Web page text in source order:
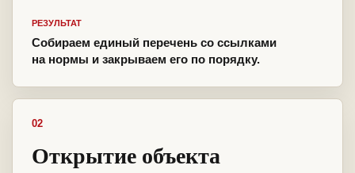
РЕЗУЛЬТАТ
Собираем единый перечень со ссылками
на нормы и закрываем его по порядку.
02
Открытие объекта